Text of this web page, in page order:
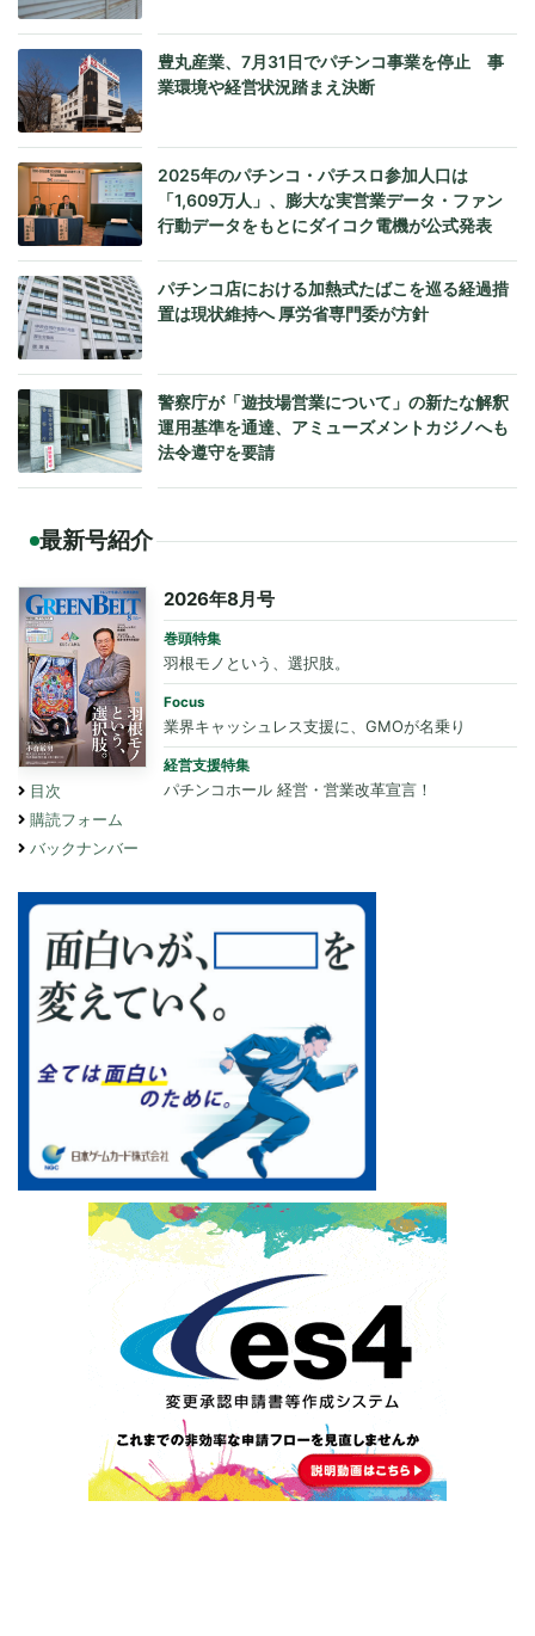
豊丸産業、7月31日でパチンコ事業を停止 事
業環境や経営状況踏まえ決断
2025年のパチンコ・パチスロ参加人口は
「1,609万人」、膨大な実営業データ・ファン
行動データをもとにダイコク電機が公式発表
パチンコ店における加熱式たばこを巡る経過措
置は現状維持へ 厚労省専門委が方針
警察庁が「遊技場営業について」の新たな解釈
運用基準を通達、アミューズメントカジノへも
法令遵守を要請
最新号紹介
目次
購読フォーム
バックナンバー
2026年8月号
巻頭特集
羽根モノという、選択肢。
Focus
業界キャッシュレス支援に、GMOが名乗り
経営支援特集
パチンコホール 経営・営業改革宣言！